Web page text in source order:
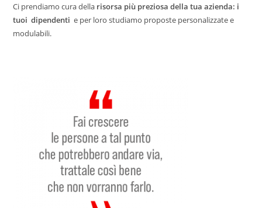
Ci prendiamo cura della risorsa più preziosa della tua azienda: i
tuoi dipendenti e per loro studiamo proposte personalizzate e
modulabili.